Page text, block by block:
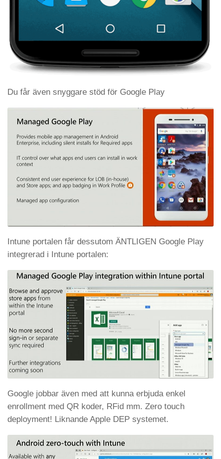
Du får även snyggare stöd för Google Play
Intune portalen får dessutom ÄNTLIGEN Google Play
integrerad i Intune portalen:
Google jobbar även med att kunna erbjuda enkel
enrollment med QR koder, RFid mm. Zero touch
deployment! Liknande Apple DEP systemet.